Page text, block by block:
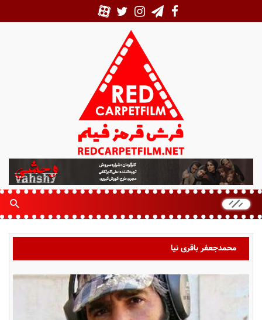
ر
ش
ر
م
ز
محمدجعفر باقری نیا